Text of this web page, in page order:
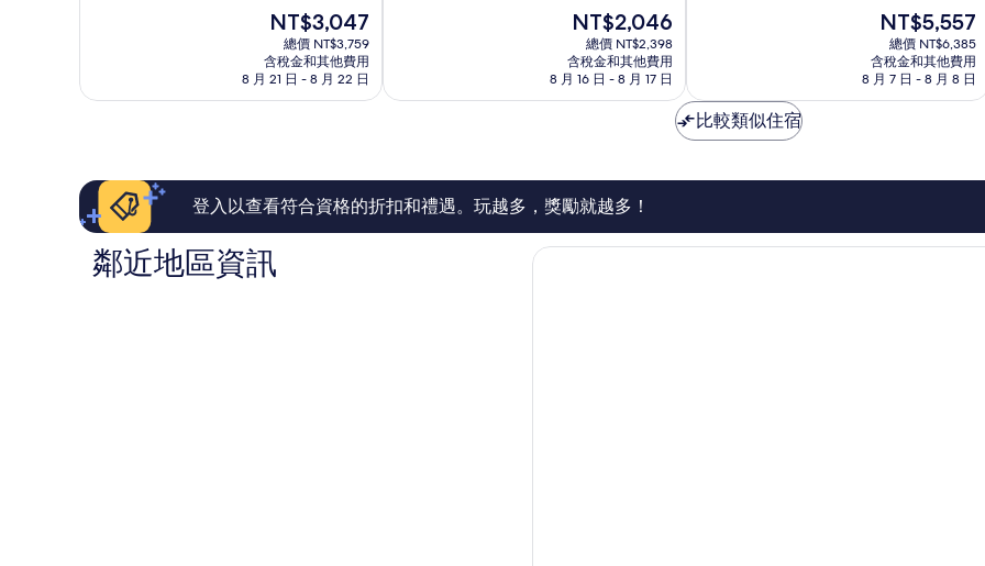
極
評
現
價
格
為
NT$3,047
總價 NT$3,759
含稅金和其他費用
8 月 21 日 - 8 月 22 日
極
評
論
現
價
格
為
NT$2,046
總價 NT$2,398
含稅金和其他費用
8 月 16 日 - 8 月 17 日
夠
讚，
76
評
現
在
價
格
為
NT$5,557
總價 NT$6,385
含稅金和其他費用
8 月 7 日 - 8 月 8 日
比較類似住宿
登入以查看符合資格的折扣和禮遇。玩越多，獎勵就越多！
鄰近地區資訊